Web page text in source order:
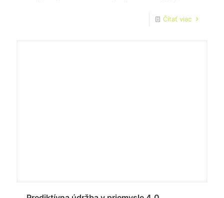
Čítať viac